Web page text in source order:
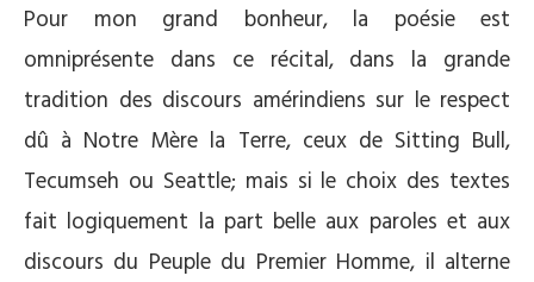
Pour mon grand bonheur, la poésie est
omniprésente dans ce récital, dans la grande
tradition des discours amérindiens sur le respect
dû à Notre Mère la Terre, ceux de Sitting Bull,
Tecumseh ou Seattle; mais si le choix des textes
fait logiquement la part belle aux paroles et aux
discours du Peuple du Premier Homme, il alterne